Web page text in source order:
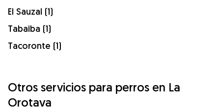
El Sauzal (1)
Tabaiba (1)
Tacoronte (1)
Otros servicios para perros en La
Orotava